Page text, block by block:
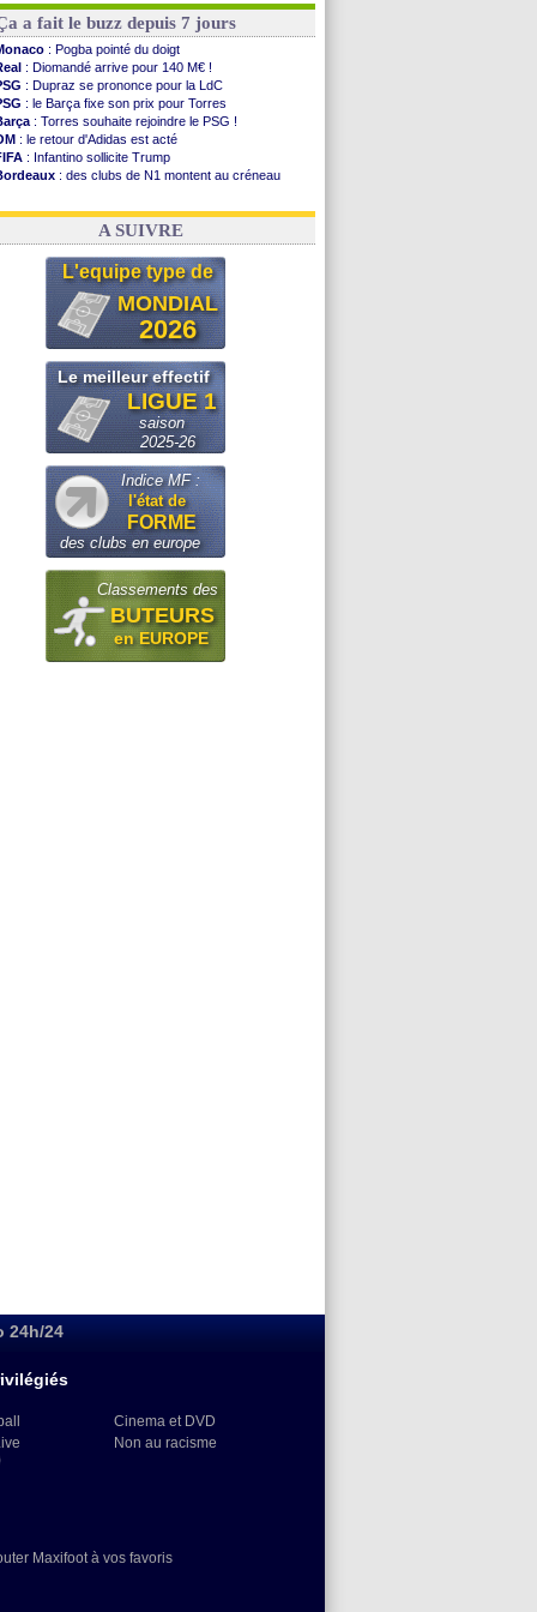
a fait le buzz depuis 7 jours
: Pogba pointé du doigt
: Diomandé arrive pour 140 M€ !
: Dupraz se prononce pour la LdC
: le Barça fixe son prix pour Torres
: Torres souhaite rejoindre le PSG !
: le retour d'Adidas est acté
: Infantino sollicite Trump
: des clubs de N1 montent au créneau
: le démenti de Leipzig pour Diomandé
A SUIVRE
L'equipe type de
MONDIAL
2026
Le meilleur effectif
LIGUE 1
saison
2025-26
Indice MF :
l'état de
FORME
des clubs en europe
Classements des
BUTEURS
en EUROPE
24h/24
Cinema et DVD
Non au racisme
Maxifoot à vos favoris